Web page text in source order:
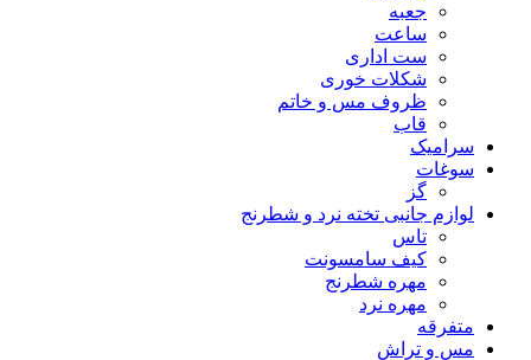
جعبه
ساعت
ست اداری
شکلات خوری
ظروف مس و خاتم
قاب
سرامیک
سوغات
گز
لوازم جانبی تخته نرد و شطرنج
تاس
کیف سامسونت
مهره شطرنج
مهره نرد
متفرقه
مس و تراش